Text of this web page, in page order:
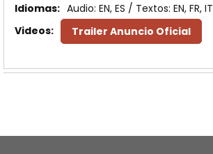
Audio: EN, ES / Textos: EN, FR,
Trailer Anuncio Oficial